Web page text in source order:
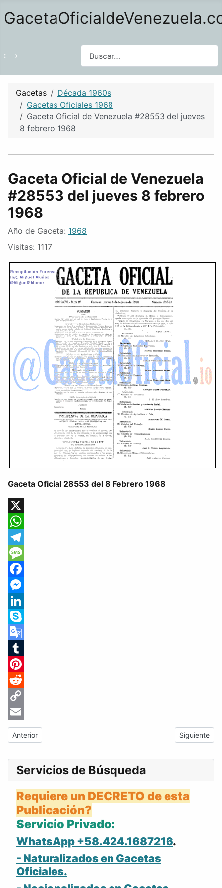
Gacetas
Década 1960s
Gacetas Oficiales 1968
Gaceta Oficial de Venezuela #28553 del jueves
8 febrero 1968
Gaceta Oficial de Venezuela
#28553 del jueves 8 febrero
1968
Año de Gaceta: 1968
Visitas: 1117
Gaceta Oficial 28553 del 8 Febrero 1968
X
WhatsApp
Telegram
Message
Facebook
Messenger
LinkedIn
Skype
Google
Translate
Tumblr
Pinterest
Reddit
Copy
Link
Email
Artículo anterior: Gaceta Oficial de Venezuela #1179 del jueves
Anterior Artículo
Siguiente
Servicios de Búsqueda
Requiere un DECRETO de esta
Publicación?
Servicio Privado:
WhatsApp +58.424.1687216.
- Naturalizados en Gacetas
Oficiales.